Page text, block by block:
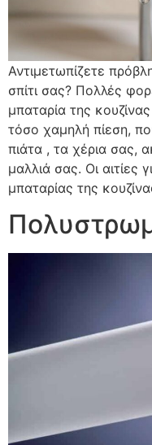
Αντιμετωπίζετε
σπίτι σας? Πολλές
μπαταρία της
τόσο χαμηλή πίεση,
πιάτα , τα χέρια σας,
μαλλιά σας. Οι αιτίες
μπαταρίας της